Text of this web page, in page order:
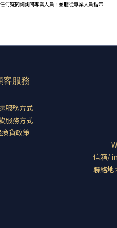
何疑問請詢問專業人員，並聽從專業人員指示
客服務
服務方式
服務方式
換貨政策
信箱/
聯絡地